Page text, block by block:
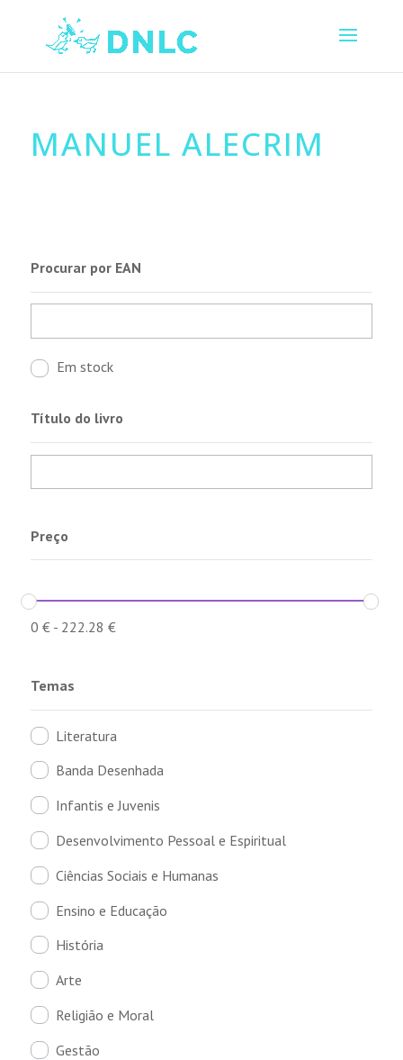
MANUEL ALECRIM
Procurar por EAN
Em stock
Título do livro
Preço
0 €- 222.28 €
Temas
Literatura
Banda Desenhada
Infantis e Juvenis
Desenvolvimento Pessoal e Espiritual
Ciências Sociais e Humanas
Ensino e Educação
História
Arte
Religião e Moral
Gestão